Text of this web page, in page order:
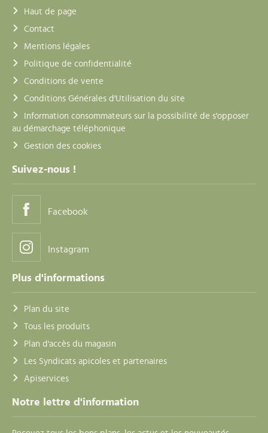
Haut de page
Contact
Mentions légales
Politique de confidentialité
Conditions de vente
Conditions Générales d'Utilisation du site
Information consommateurs sur la possibilité de s'opposer
au démarchage téléphonique
Gestion des cookies
Suivez-nous !
Facebook
Instagram
Plus d'informations
Plan du site
Tous les produits
Plan d'accès du magasin
Les Syndicats apicoles et partenaires
Apiservices
Notre lettre d'information